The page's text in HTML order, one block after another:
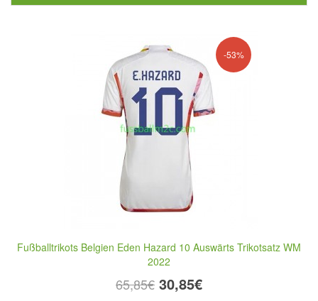
-53%
Fußballtrikots Belgien Eden Hazard 10 Auswärts Trikotsatz WM
2022
65,85€ 30,85€